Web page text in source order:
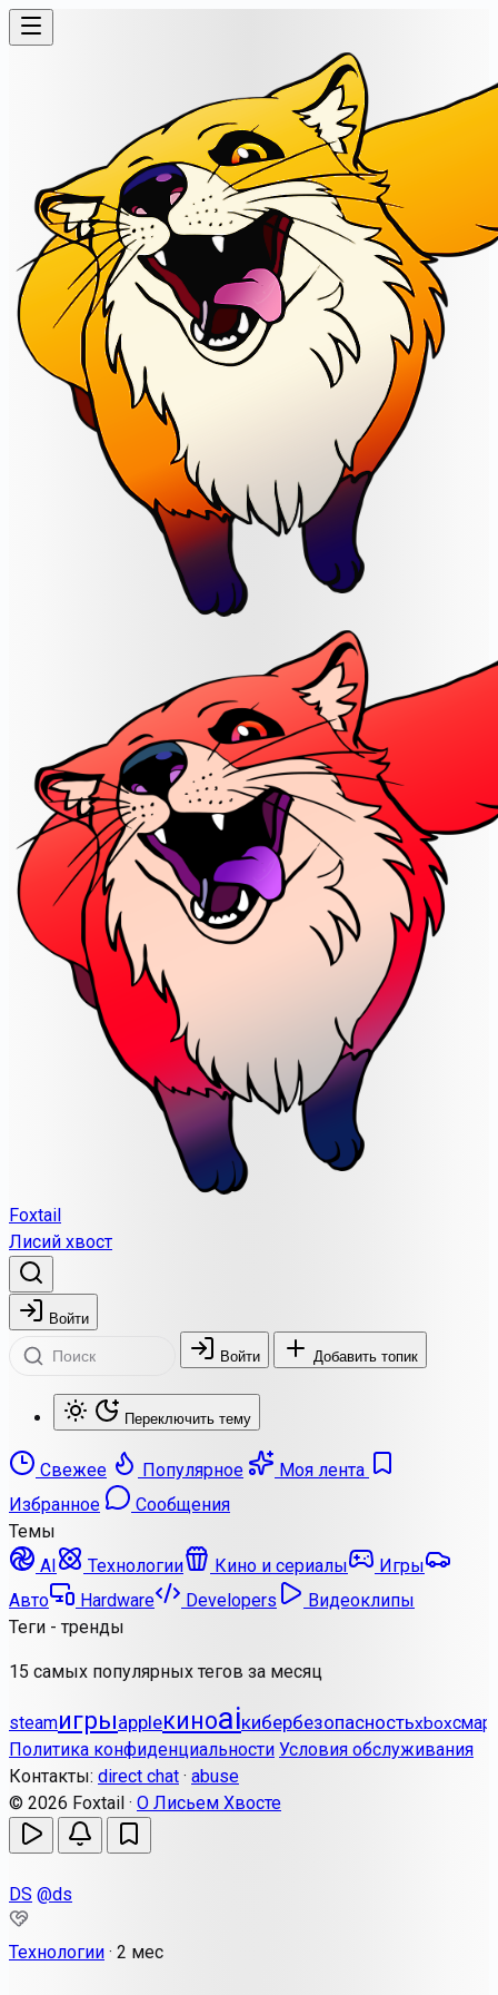
Foxtail
Лисий хвост
Войти
Войти Добавить топик
Переключить тему
Свежее Популярное
Моя лента
Избранное
Сообщения
Темы
AI
Технологии Кино и сериалы
Игры
Авто
Hardware Developers
Видеоклипы
Теги - тренды
15 самых популярных тегов за месяц
steamигрыappleкиноaiкибербезопасностьxbox
Политика конфиденциальности Условия обслуживания
Контакты: direct chat · abuse
© 2026 Foxtail · О Лисьем Хвосте
DS @ds
Технологии · 2 мес